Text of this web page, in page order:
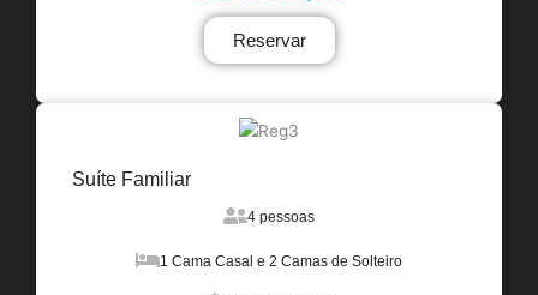
Reservar
Suíte Familiar
4 pessoas
1 Cama Casal e 2 Camas de Solteiro